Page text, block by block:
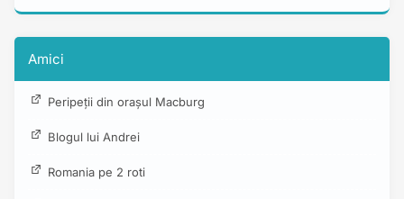
Amici
Peripeții din orașul Macburg
Blogul lui Andrei
Romania pe 2 roti